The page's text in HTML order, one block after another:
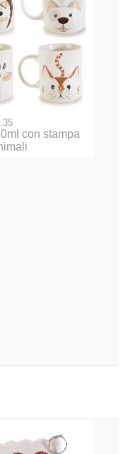
con stampa